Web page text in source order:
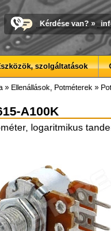
Kérdése van? »
szolgáltatások
» Ellenállások, Potméterek »
A100K
logaritmikus